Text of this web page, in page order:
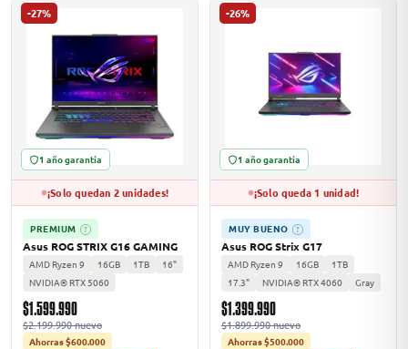
-27%
1 año garantía
¡Solo quedan 2 unidades!
PREMIUM ?
Asus ROG STRIX G16 GAMING
AMD Ryzen 9 16GB 1TB
16"
NVIDIA® RTX 5060
$1.599.990
$2.199.990 nuevo
Ahorras $600.000
-26%
1 año garantía
¡Solo queda 1 unidad!
MUY BUENO ?
Asus ROG Strix G17
AMD Ryzen 9 16GB
1TB
17.3"
NVIDIA® RTX 4060 Gray
$1.399.990
$1.899.990 nuevo
Ahorras $500.000